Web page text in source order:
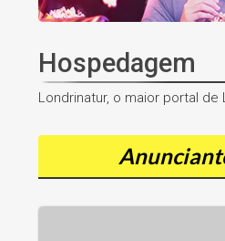
Hospedagem
Londrinatur, o maior portal